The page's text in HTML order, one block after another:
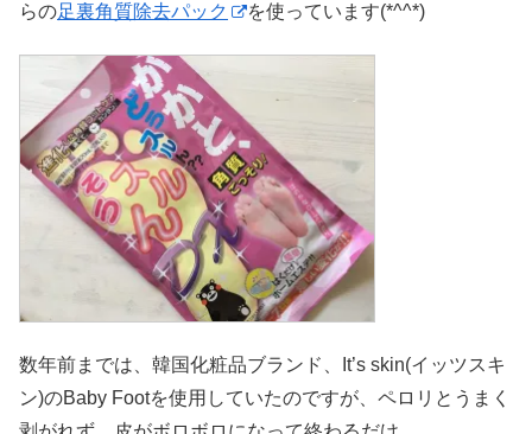
らの足裏角質除去パック を使っています(*^^*)
数年前までは、韓国化粧品ブランド、It’s skin(イッツスキ
ン)のBaby Footを使用していたのですが、ペロリとうまく